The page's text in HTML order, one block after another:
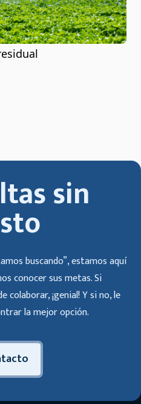
sin
buscando”, estamos aquí
conocer sus metas. Si
colaborar, ¡genial! Y si no, le
la mejor opción.